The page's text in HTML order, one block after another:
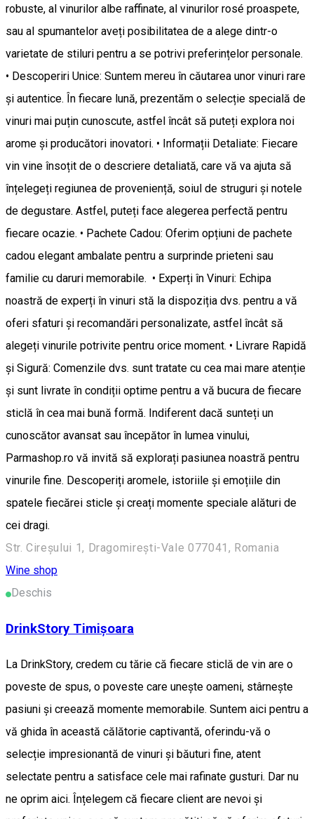
robuste, al vinurilor albe raffinate, al vinurilor rosé proaspete,
sau al spumantelor aveți posibilitatea de a alege dintr-o
varietate de stiluri pentru a se potrivi preferințelor personale.
• Descoperiri Unice: Suntem mereu în căutarea unor vinuri rare
și autentice. În fiecare lună, prezentăm o selecție specială de
vinuri mai puțin cunoscute, astfel încât să puteți explora noi
arome și producători inovatori. • Informații Detaliate: Fiecare
vin vine însoțit de o descriere detaliată, care vă va ajuta să
înțelegeți regiunea de proveniență, soiul de struguri și notele
de degustare. Astfel, puteți face alegerea perfectă pentru
fiecare ocazie. • Pachete Cadou: Oferim opțiuni de pachete
cadou elegant ambalate pentru a surprinde prieteni sau
familie cu daruri memorabile. • Experți în Vinuri: Echipa
noastră de experți în vinuri stă la dispoziția dvs. pentru a vă
oferi sfaturi și recomandări personalizate, astfel încât să
alegeți vinurile potrivite pentru orice moment. • Livrare Rapidă
și Sigură: Comenzile dvs. sunt tratate cu cea mai mare atenție
și sunt livrate în condiții optime pentru a vă bucura de fiecare
sticlă în cea mai bună formă. Indiferent dacă sunteți un
cunoscător avansat sau începător în lumea vinului,
Parmashop.ro vă invită să explorați pasiunea noastră pentru
vinurile fine. Descoperiți aromele, istoriile și emoțiile din
spatele fiecărei sticle și creați momente speciale alături de
cei dragi.
Str. Cireşului 1, Dragomirești-Vale 077041, Romania
Wine shop
Deschis
DrinkStory Timișoara
La DrinkStory, credem cu tărie că fiecare sticlă de vin are o
poveste de spus, o poveste care unește oameni, stârnește
pasiuni și creează momente memorabile. Suntem aici pentru a
vă ghida în această călătorie captivantă, oferindu-vă o
selecție impresionantă de vinuri și băuturi fine, atent
selectate pentru a satisface cele mai rafinate gusturi. Dar nu
ne oprim aici. Înțelegem că fiecare client are nevoi și